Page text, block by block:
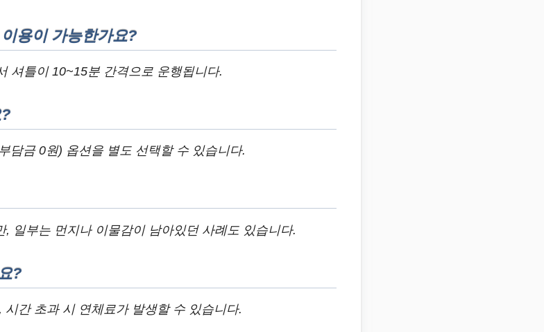
용이 가능한가요?
셔틀이 10~15분 간격으로 운행됩니다.
담금 0원) 옵션을 별도 선택할 수 있습니다.
일부는 먼지나 이물감이 남아있던 사례도 있습니다.
?
간 초과 시 연체료가 발생할 수 있습니다.